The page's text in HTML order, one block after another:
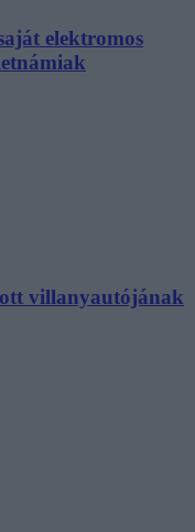
elektromos
villanyautójának